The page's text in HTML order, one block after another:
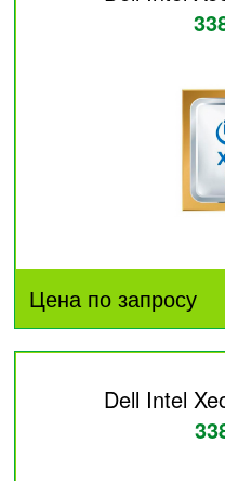
Цена по запросу
Dell Intel